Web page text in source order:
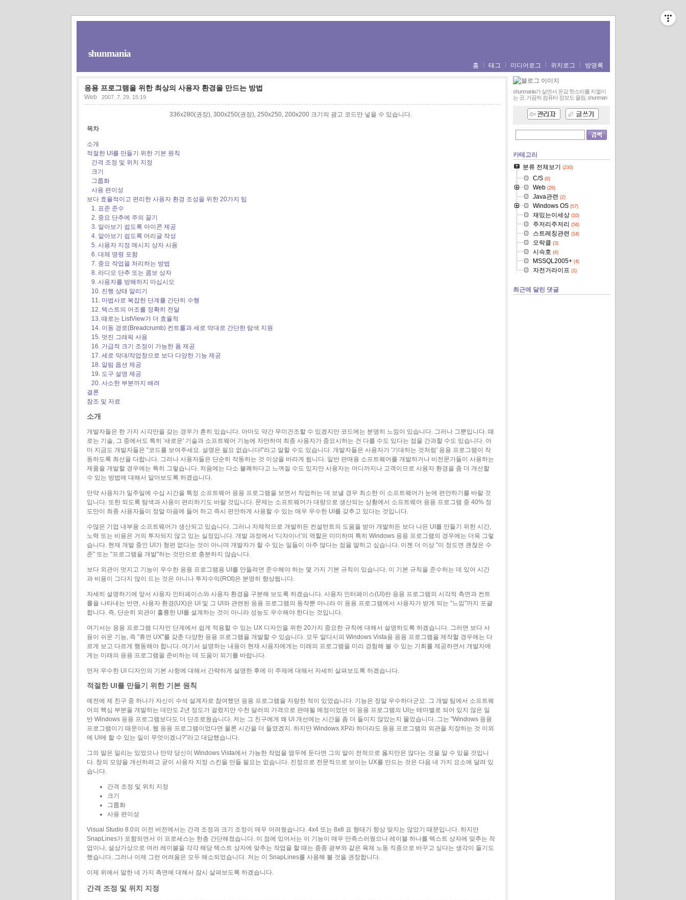
shunmania
홈 태그 미디어로그 위치로그 방명록
응용 프로그램을 위한 최상의 사용자 환경을 만드는 방법
Web 2007. 7. 29. 15:19
336x280(권장), 300x250(권장), 250x250, 200x200 크기의 광고 코드만 넣을 수 있습니다.
목차
소개
적절한 UI를 만들기 위한 기본 원칙
간격 조정 및 위치 지정
크기
그룹화
사용 편이성
보다 효율적이고 편리한 사용자 환경 조성을 위한 20가지 팁
1. 표준 준수
2. 중요 단추에 주의 끌기
3. 알아보기 쉽도록 아이콘 제공
4. 알아보기 쉽도록 머리글 작성
5. 사용자 지정 메시지 상자 사용
6. 대체 명령 포함
7. 중요 작업을 처리하는 방법
8. 라디오 단추 또는 콤보 상자
9. 사용자를 방해하지 마십시오
10. 진행 상태 알리기
11. 마법사로 복잡한 단계를 간단히 수행
12. 텍스트의 어조를 정확히 전달
13. 때로는 ListView가 더 효율적
14. 이동 경로(Breadcrumb) 컨트롤과 세로 막대로 간단한 탐색 지원
15. 멋진 그래픽 사용
16. 가급적 크기 조정이 가능한 폼 제공
17. 세로 막대/작업창으로 보다 다양한 기능 제공
18. 알림 옵션 제공
19. 도구 설명 제공
20. 사소한 부분까지 배려
결론
참조 및 자료
소개
개발자들은 한 가지 시각만을 갖는 경우가 흔히 있습니다. 아마도 약간 무미건조할 수 있겠지만 코드에는 분명히 느낌이 있습니다. 그러나 그뿐입니다. 때
로는 기술, 그 중에서도 특히 '새로운' 기술과 소프트웨어 기능에 자만하여 최종 사용자가 중요시하는 건 다를 수도 있다는 점을 간과할 수도 있습니다. 아
마 지금도 개발자들은 "코드를 보여주세요. 설명은 필요 없습니다!"라고 말할 수도 있습니다. 개발자들은 사용자가 '기대하는 것처럼' 응용 프로그램이 작
동하도록 최선을 다합니다. 그러나 사용자들은 단순히 작동하는 것 이상을 바라게 됩니다. 일반 판매용 소프트웨어를 개발하거나 비전문가들이 사용하는
제품을 개발할 경우에는 특히 그렇습니다. 처음에는 다소 불쾌하다고 느껴질 수도 있지만 사용자는 어디까지나 고객이므로 사용자 환경을 좀 더 개선할
수 있는 방법에 대해서 알아보도록 하겠습니다.
만약 사용자가 일주일에 수십 시간을 특정 소프트웨어 응용 프로그램을 보면서 작업하는 데 보낼 경우 최소한 이 소프트웨어가 눈에 편안하기를 바랄 것
입니다. 또한 되도록 탐색과 사용이 편리하기도 바랄 것입니다. 문제는 소프트웨어가 대량으로 생산되는 상황에서 소프트웨어 응용 프로그램 중 40% 정
도만이 최종 사용자들이 정말 마음에 들어 하고 즉시 편안하게 사용할 수 있는 매우 우수한 UI를 갖추고 있다는 것입니다.
수많은 기업 내부용 소프트웨어가 생산되고 있습니다. 그러나 자체적으로 개발하든 컨설턴트의 도움을 받아 개발하든 보다 나은 UI를 만들기 위한 시간,
노력 또는 비용은 거의 투자되지 않고 있는 실정입니다. 개발 과정에서 '디자이너'의 역할은 미미하며 특히 Windows 응용 프로그램의 경우에는 더욱 그렇
습니다. 현재 개발 중인 UI가 형편 없다는 것이 아니며 개발자가 할 수 있는 일들이 아주 많다는 점을 말하고 싶습니다. 이젠 더 이상 "이 정도면 괜찮은 수
준" 또는 "프로그램을 개발"하는 것만으로 충분하지 않습니다.
보다 외관이 멋지고 기능이 우수한 응용 프로그램용 UI를 만들려면 준수해야 하는 몇 가지 기본 규칙이 있습니다. 이 기본 규칙을 준수하는 데 있어 시간
과 비용이 그다지 많이 드는 것은 아니나 투자수익(ROI)은 분명히 향상됩니다.
자세히 설명하기에 앞서 사용자 인터페이스와 사용자 환경을 구분해 보도록 하겠습니다. 사용자 인터페이스(UI)란 응용 프로그램의 시각적 측면과 컨트
롤을 나타내는 반면, 사용자 환경(UX)은 UI 및 그 UI와 관련된 응용 프로그램의 동작뿐 아니라 이 응용 프로그램에서 사용자가 받게 되는 "느낌"까지 포괄
합니다. 즉, 단순히 외관이 훌륭한 UI를 설계하는 것이 아니라 성능도 우수해야 한다는 것입니다.
여기서는 응용 프로그램 디자인 단계에서 쉽게 적용할 수 있는 UX 디자인을 위한 20가지 중요한 규칙에 대해서 설명하도록 하겠습니다. 그러면 보다 사
용이 쉬운 기능, 즉 "휴먼 UX"를 갖춘 다양한 응용 프로그램을 개발할 수 있습니다. 모두 알다시피 Windows Vista용 응용 프로그램을 제작할 경우에는 다
르게 보고 다르게 행동해야 합니다. 여기서 설명하는 내용이 현재 사용자에게는 미래의 프로그램을 미리 경험해 볼 수 있는 기회를 제공하면서 개발자에
게는 미래의 응용 프로그램을 준비하는 데 도움이 되기를 바랍니다.
먼저 우수한 UI 디자인의 기본 사항에 대해서 간략하게 설명한 후에 이 주제에 대해서 자세히 살펴보도록 하겠습니다.
적절한 UI를 만들기 위한 기본 원칙
예전에 제 친구 중 하나가 자신이 수석 설계자로 참여했던 응용 프로그램을 자랑한 적이 있었습니다. 기능은 정말 우수하더군요. 그 개발 팀에서 소프트웨
어의 핵심 부분을 개발하는 데만도 2년 정도가 걸렸지만 수천 달러의 가격으로 판매될 예정이었던 이 응용 프로그램의 UI는 테마별로 되어 있지 않은 일
반 Windows 응용 프로그램보다도 더 단조로웠습니다. 저는 그 친구에게 왜 UI 개선에는 시간을 좀 더 들이지 않았는지 물었습니다. 그는 "Windows 응용
프로그램이기 때문이네. 웹 응용 프로그램이었다면 물론 시간을 더 들였겠지. 하지만 Windows XP라 하더라도 응용 프로그램의 외관을 치장하는 것 이외
에 UI에 할 수 있는 일이 무엇이겠나?"라고 대답했습니다.
그의 말은 일리는 있었으나 만약 당신이 Windows Vista에서 가능한 작업을 염두에 둔다면 그의 말이 전적으로 옳지만은 않다는 것을 알 수 있을 것입니
다. 창의 모양을 개선하려고 굳이 사용자 지정 스킨을 만들 필요는 없습니다. 진정으로 전문적으로 보이는 UX를 만드는 것은 다음 네 가지 요소에 달려 있
습니다.
간격 조정 및 위치 지정
크기
그룹화
사용 편이성
Visual Studio 8.0의 이전 버전에서는 간격 조정과 크기 조정이 매우 어려웠습니다. 4x4 또는 8x8 표 형태가 항상 맞지는 않았기 때문입니다. 하지만
SnapLines가 포함되면서 이 프로세스는 한층 간단해졌습니다. 이 점에 있어서는 이 기능이 매우 만족스러웠으나 레이블 하나를 텍스트 상자에 맞추는 작
업이나, 설상가상으로 여러 레이블을 각각 해당 텍스트 상자에 맞추는 작업을 할 때는 종종 광부와 같은 육체 노동 직종으로 바꾸고 싶다는 생각이 들기도
했습니다. 그러나 이제 그런 어려움은 모두 해소되었습니다. 저는 이 SnapLines를 사용해 볼 것을 권장합니다.
이제 위에서 말한 네 가지 측면에 대해서 잠시 살펴보도록 하겠습니다.
간격 조정 및 위치 지정
shunmania가 살면서 온갖 헛소리를 지껄이
는 곳. 가끔씩 컴퓨터 정보도 올림. shunman
카테고리
분류 전체보기
(230)
C/S(0)
Web(28)
Java관련 (2)
Windows OS(57)
재밌는이세상(10)
주저리주저리 (56)
스트레칭관련 (14)
오락클 (3)
시슥호 (4)
MSSQL2005+(4)
자전거라이프 (1)
최근에 달린 댓글